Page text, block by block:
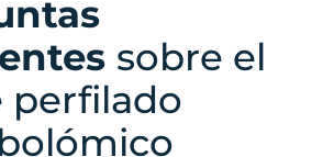
sobre el
perfilado